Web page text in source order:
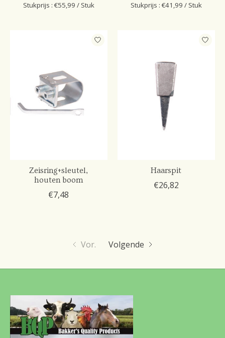
Stukprijs : €55,99 / Stuk Stukprijs : €41,99 / Stuk
Zeisring+sleutel,
houten boom
€7,48
Haarspit
€26,82
Vor. Volgende